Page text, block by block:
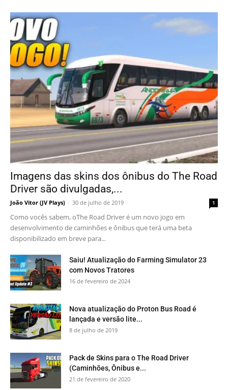
Imagens das skins dos ônibus do The Road
Driver são divulgadas,...
João Vitor (JV Plays) - 30 de julho de 2019 1
Como vocês sabem, oThe Road Driver é um novo jogo em
desenvolvimento de caminhões e ônibus que terá uma beta
disponibilizado em breve para...
Saiu! Atualização do Farming Simulator 23
com Novos Tratores
16 de fevereiro de 2024
Nova atualização do Proton Bus Road é
lançada e versão lite...
8 de julho de 2019
Pack de Skins para o The Road Driver
(Caminhões, Ônibus e...
21 de fevereiro de 2020